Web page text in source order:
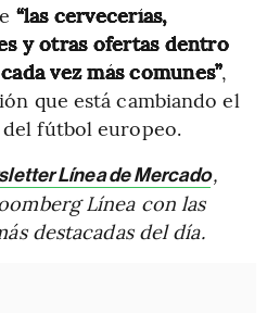
“las cervecerías,
y otras ofertas dentro
vez más comunes”,
que está cambiando el
fútbol europeo.
Línea de Mercado,
Línea con las
destacadas del día.